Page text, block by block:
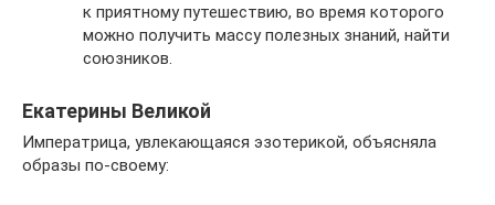
к приятному путешествию, во время которого
можно получить массу полезных знаний, найти
союзников.
Екатерины Великой
Императрица, увлекающаяся эзотерикой, объясняла
образы по-своему: